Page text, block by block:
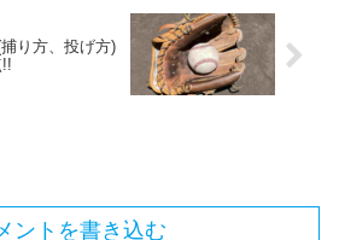
り方、投げ方)
ントを書き込む